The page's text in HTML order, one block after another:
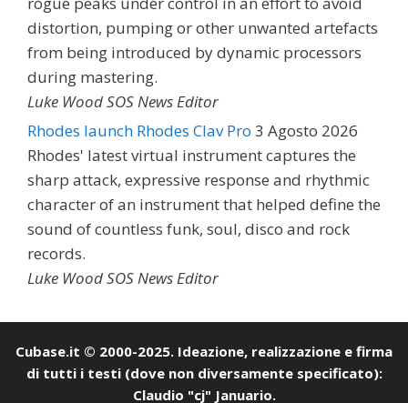
distortion, pumping or other unwanted artefacts
from being introduced by dynamic processors
during mastering.
Luke Wood SOS News Editor
Rhodes launch Rhodes Clav Pro 3 Agosto 2026
Rhodes' latest virtual instrument captures the
sharp attack, expressive response and rhythmic
character of an instrument that helped define the
sound of countless funk, soul, disco and rock
records.
Luke Wood SOS News Editor
Cubase.it © 2000-2025. Ideazione, realizzazione e firma
di tutti i testi (dove non diversamente specificato):
Claudio "cj" Januario.